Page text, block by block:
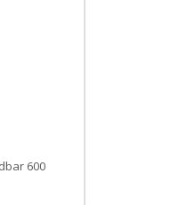
600